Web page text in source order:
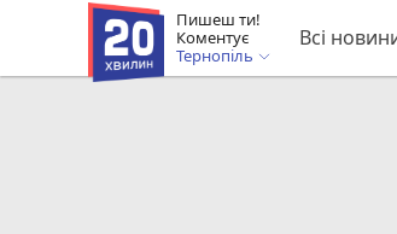
Пишеш ти!
Коментує
Тернопіль
Всі